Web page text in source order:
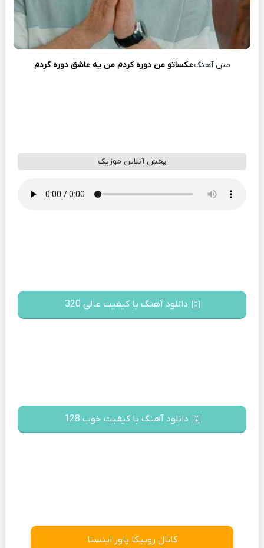
متن آهنگعکساتو من دوره کردم من یه عاشق دوره گردم
پخش آنلاین موزیک
دانلود آهنگ با کیفیت عالی 320
دانلود آهنگ با کیفیت خوب 128
کانال روبیکا پاور اینستا